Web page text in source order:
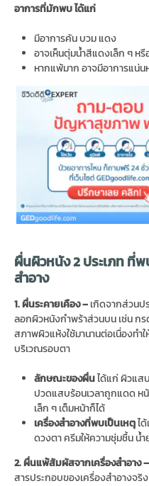
อาการที่มักพบ ได้แก่
มีอาการคัน บวม แดง
อาจเห็นตุ่มน้ำสีแดงเล็ก ๆ ห
หากแพ้มาก อาจมีอาการแน่น
ผื่นผิวหนัง 2 ประเภท ที่
สำอาง
1. ผื่นระคายเคือง – เกิดจากส่วนป
ลอกผิวหนังกำพร้าส่วนบน เช่น กร
สภาพผิวแห้งใช้มานานต่อเนื่องทำ
บริเวณรอบตา
ลักษณะของผื่นได้แก่ ผิวแส
ปวดแสบร้อนเวลาถูกแดด ห
เล็ก ๆ เต็มหน้าก็ได้
เครื่องสำอางที่พบเป็นเหตุไ
ดวงตา ครีมให้ความชุ่มชื้น น้
2. ผื่นแพ้สัมผัสจากเครื่องสำอาง –
สารประกอบของเครื่องสำอางจริ